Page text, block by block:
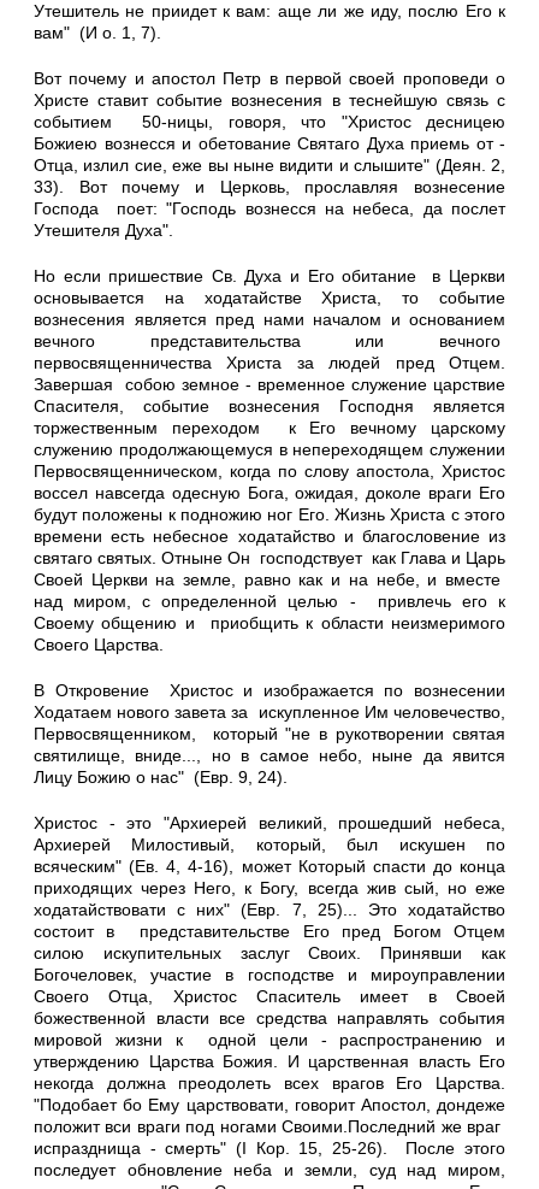
Утешитель не приидет к вам: аще ли же иду, послю Его к
вам" (И о. 1, 7).
Вот почему и апостол Петр в первой своей проповеди о
Христе ставит событие вознесения в теснейшую связь с
событием 50-ницы, говоря, что "Христос десницею
Божиею вознесся и обетование Святаго Духа приемь от -
Отца, излил сие, еже вы ныне видити и слышите" (Деян. 2,
33). Вот почему и Церковь, прославляя вознесение
Господа поет: "Господь вознесся на небеса, да послет
Утешителя Духа".
Но если пришествие Св. Духа и Его обитание в Церкви
основывается на ходатайстве Христа, то событие
вознесения является пред нами началом и основанием
вечного представительства или вечного
первосвященничества Христа за людей пред Отцем.
Завершая собою земное - временное служение царствие
Спасителя, событие вознесения Господня является
торжественным переходом к Его вечному царскому
служению продолжающемуся в непереходящем служении
Первосвященническом, когда по слову апостола, Христос
воссел навсегда одесную Бога, ожидая, доколе враги Его
будут положены к подножию ног Его. Жизнь Христа с этого
времени есть небесное ходатайство и благословение из
святаго святых. Отныне Он господствует как Глава и Царь
Своей Церкви на земле, равно как и на небе, и вместе
над миром, с определенной целью - привлечь его к
Своему общению и приобщить к области неизмеримого
Своего Царства.
В Откровение Христос и изображается по вознесении
Ходатаем нового завета за искупленное Им человечество,
Первосвященником, который "не в рукотворении святая
святилище, вниде..., но в самое небо, ныне да явится
Лицу Божию о нас" (Евр. 9, 24).
Христос - это "Архиерей великий, прошедший небеса,
Архиерей Милостивый, который, был искушен по
всяческим" (Ев. 4, 4-16), может Который спасти до конца
приходящих через Него, к Богу, всегда жив сый, но еже
ходатайствовати с них" (Евр. 7, 25)... Это ходатайство
состоит в представительстве Его пред Богом Отцем
силою искупительных заслуг Своих. Принявши как
Богочеловек, участие в господстве и мироуправлении
Своего Отца, Христос Спаситель имеет в Своей
божественной власти все средства направлять события
мировой жизни к одной цели - распространению и
утверждению Царства Божия. И царственная власть Его
некогда должна преодолеть всех врагов Его Царства.
"Подобает бо Ему царствовати, говорит Апостол, дондеже
положит вси враги под ногами Своими.Последний же враг
испразднища - смерть" (I Кор. 15, 25-26). После этого
последует обновление неба и земли, суд над миром,